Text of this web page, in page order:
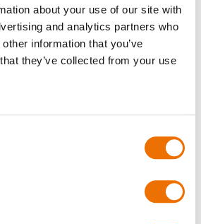
about your use of our site with
and analytics partners who
information that you’ve
they’ve collected from your use
mit höchstens zwei Nachkommastellen